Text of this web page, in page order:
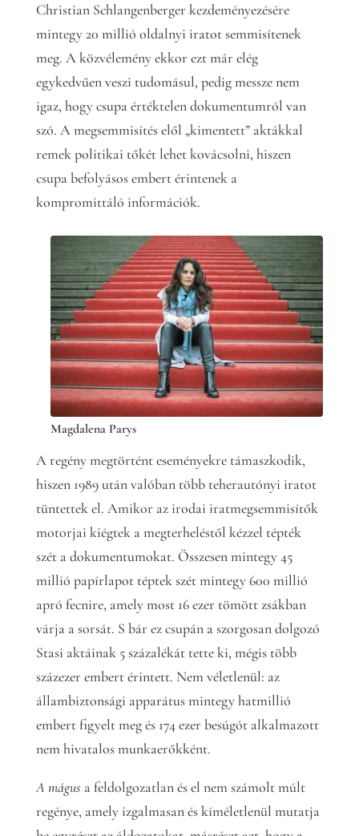
Christian Schlangenberger kezdeményezésére
mintegy 20 millió oldalnyi iratot semmisítenek
meg. A közvélemény ekkor ezt már elég
egykedvűen veszi tudomásul, pedig messze nem
igaz, hogy csupa értéktelen dokumentumról van
szó. A megsemmisítés elől „kimentett” aktákkal
remek politikai tőkét lehet kovácsolni, hiszen
csupa befolyásos embert érintenek a
kompromittáló információk.
Magdalena Parys
A regény megtörtént eseményekre támaszkodik,
hiszen 1989 után valóban több teherautónyi iratot
tüntettek el. Amikor az irodai iratmegsemmisítők
motorjai kiégtek a megterheléstől kézzel tépték
szét a dokumentumokat. Összesen mintegy 45
millió papírlapot téptek szét mintegy 600 millió
apró fecnire, amely most 16 ezer tömött zsákban
várja a sorsát. S bár ez csupán a szorgosan dolgozó
Stasi aktáinak 5 százalékát tette ki, mégis több
százezer embert érintett. Nem véletlenül: az
állambiztonsági apparátus mintegy hatmillió
embert figyelt meg és 174 ezer besúgót alkalmazott
nem hivatalos munkaerőkként.
A mágus a feldolgozatlan és el nem számolt múlt
regénye, amely izgalmasan és kíméletlenül mutatja